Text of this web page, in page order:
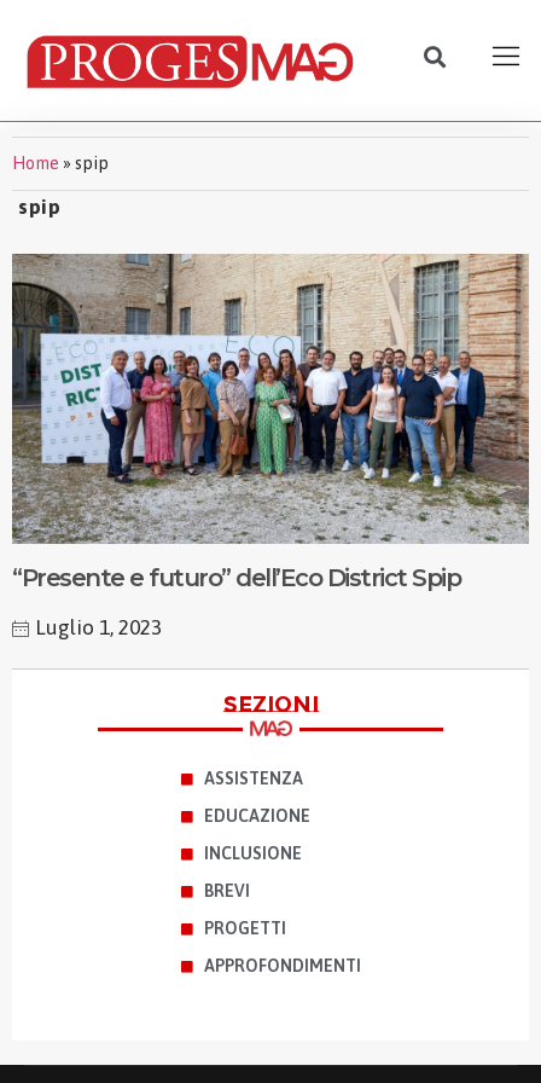
Home » spip
spip
“Presente e futuro” dell’Eco District Spip
Luglio 1, 2023
sezioni
ASSISTENZA
EDUCAZIONE
INCLUSIONE
BREVI
PROGETTI
APPROFONDIMENTI